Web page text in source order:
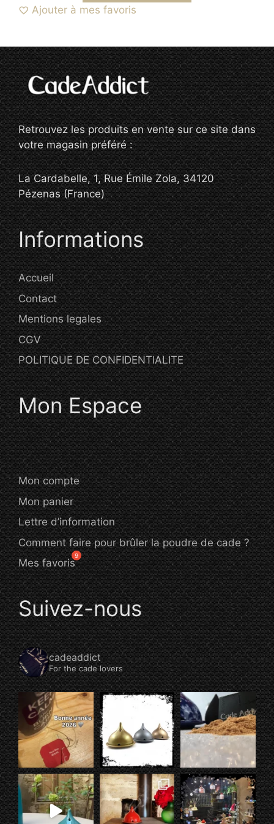
Ajouter à mes favoris
Retrouvez les produits en vente sur ce site dans
votre magasin préféré :
La Cardabelle, 1, Rue Émile Zola, 34120
Pézenas (France)
Informations
Accueil
Contact
Mentions legales
CGV
POLITIQUE DE CONFIDENTIALITE
Mon Espace
Mon compte
Mon panier
Lettre d’information
Comment faire pour brûler la poudre de cade ?
Mes favoris
Suivez-nous
cadeaddict
For the cade lovers